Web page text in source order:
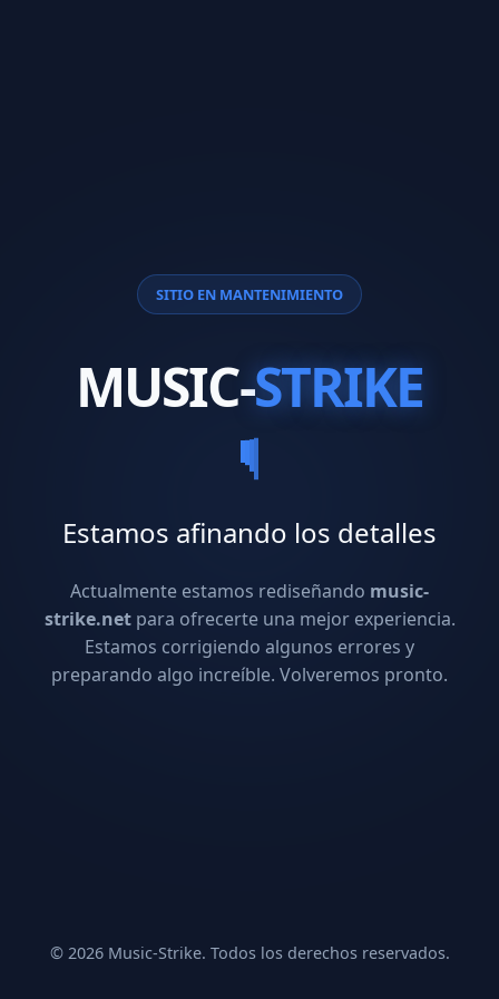
SITIO EN MANTENIMIENTO
MUSIC-STRIKE
Estamos afinando los detalles
Actualmente estamos rediseñando music-
strike.netpara ofrecerte una mejor experiencia.
Estamos corrigiendo algunos errores y
preparando algo increíble. Volveremos pronto.
© 2026 Music-Strike. Todos los derechos reservados.